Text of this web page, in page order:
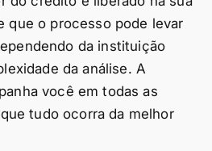
que o processo pode levar
da instituição
da análise. A
você em todas as
tudo ocorra da melhor